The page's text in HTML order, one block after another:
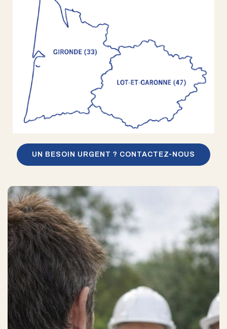
UN BESOIN URGENT ? CONTACTEZ-NOUS